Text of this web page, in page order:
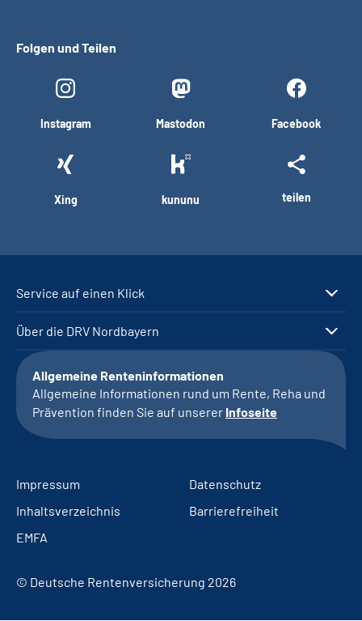
Folgen und Teilen
Instagram Mastodon Facebook
Xing kununu teilen
Service auf einen Klick
Über die DRV Nordbayern
Allgemeine Renteninformationen
Allgemeine Informationen rund um Rente, Reha und
Prävention finden Sie auf unserer Infoseite
Impressum
Datenschutz
Inhaltsverzeichnis
Barrierefreiheit
EMFA
© Deutsche Rentenversicherung 2026